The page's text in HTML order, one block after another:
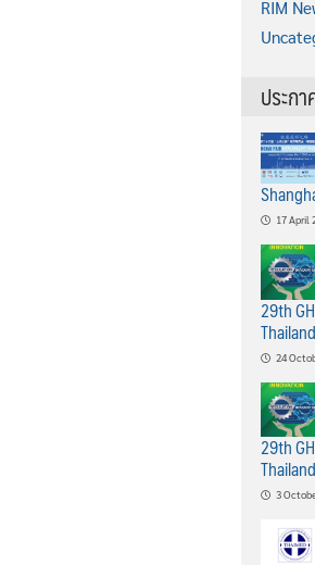
RIM
ประก
17 April
29th
24
29th
Thailand
3